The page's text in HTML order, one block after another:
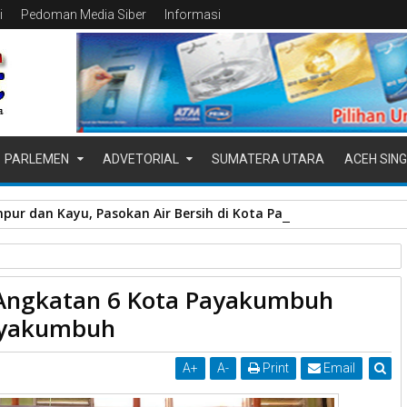
Pedoman Media Siber Informasi
PARLEMEN ADVETORIAL SUMATERA UTARA ACEH
dan Kayu, Pasokan Air Bersih di Kota Padang Terganggu
Payakumbuh
Dibuka Pj. Walikota Payakumbuh6 Kota Payakumbuh
A+ A- Print Email